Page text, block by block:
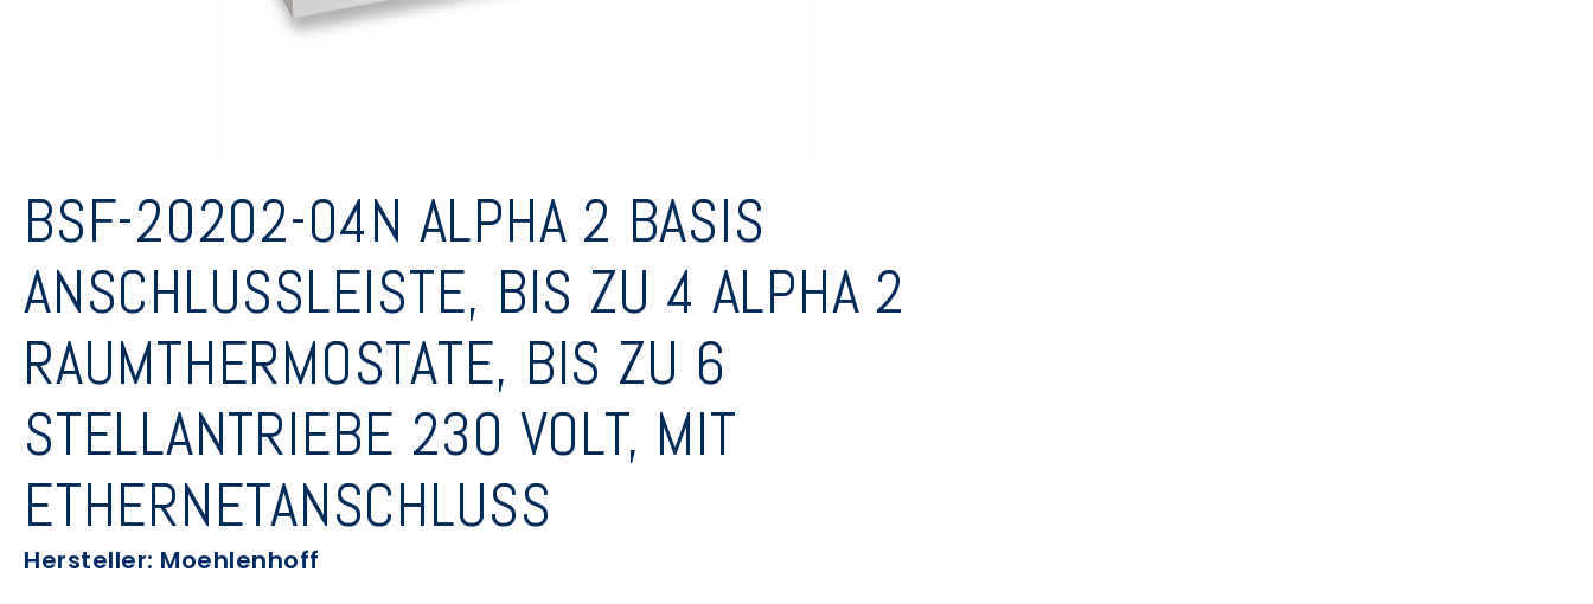
BSF-20202-04N ALPHA 2 BASIS
ANSCHLUSSLEISTE, BIS ZU 4 ALPHA 2
RAUMTHERMOSTATE, BIS ZU 6
STELLANTRIEBE 230 VOLT, MIT
ETHERNETANSCHLUSS
Hersteller: Moehlenhoff